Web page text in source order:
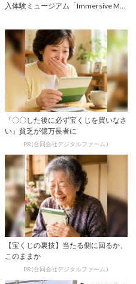
入体験ミュージアム「Immersive Mu
「〇〇した後に必ず宝くじを買いなさ
い」貧乏が億万長者に
PR(合同会社デジタルファーム )
【宝くじの裏技】当たる側に回るか、
このままか
PR(合同会社デジタルファーム )